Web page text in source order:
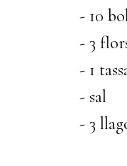
- 10
- 3
- 1
- sal
- 3